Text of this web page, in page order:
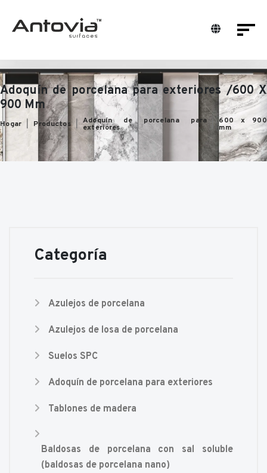
Adoquín de porcelana para exteriores /600 X
900 Mm
Hogar Productos Adoquín de porcelana para
exteriores
600 x 900
mm
Categoría
Azulejos de porcelana
Azulejos de losa de porcelana
Suelos SPC
Adoquín de porcelana para exteriores
Tablones de madera
Baldosas de porcelana con sal soluble
(baldosas de porcelana nano)